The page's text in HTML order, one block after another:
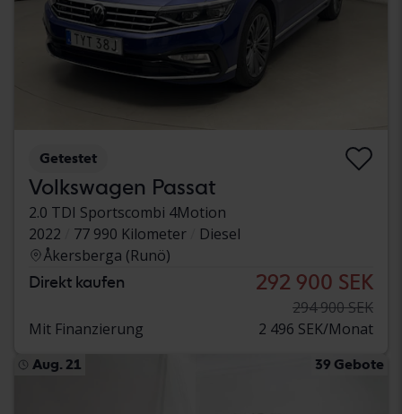
Getestet
Volkswagen Passat
2.0 TDI Sportscombi 4Motion
2022
77 990 Kilometer
Diesel
Åkersberga (Runö)
Direkt kaufen 292 900 SEK
294 900 SEK
Mit Finanzierung
2 496 SEK/Monat
Aug. 21 39 Gebote